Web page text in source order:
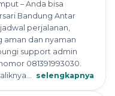
– Anda bisa
Bandung Antar
perjalanan,
aman dan nyaman
support admin
081391993030.
selengkapnya